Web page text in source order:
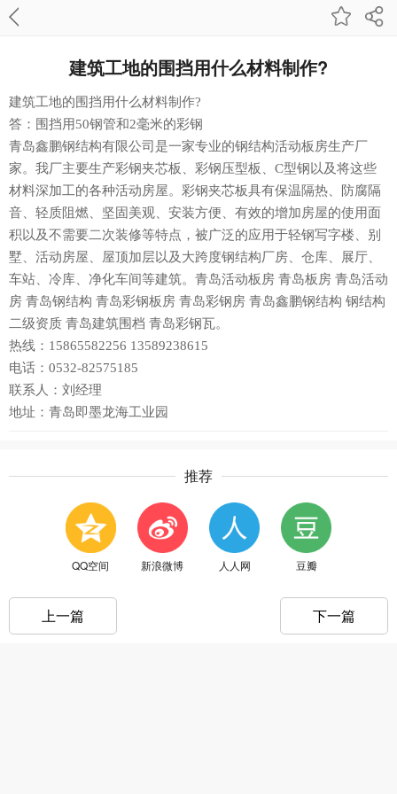
建筑工地的围挡用什么材料制作?
建筑工地的围挡用什么材料制作?
答：围挡用50钢管和2毫米的彩钢
青岛鑫鹏钢结构有限公司是一家专业的钢结构活动板房生产厂
家。我厂主要生产彩钢夹芯板、彩钢压型板、C型钢以及将这些
材料深加工的各种活动房屋。彩钢夹芯板具有保温隔热、防腐隔
音、轻质阻燃、坚固美观、安装方便、有效的增加房屋的使用面
积以及不需要二次装修等特点，被广泛的应用于轻钢写字楼、别
墅、活动房屋、屋顶加层以及大跨度钢结构厂房、仓库、展厅、
车站、冷库、净化车间等建筑。青岛活动板房 青岛板房 青岛活动
房 青岛钢结构 青岛彩钢板房 青岛彩钢房 青岛鑫鹏钢结构 钢结构
二级资质 青岛建筑围档 青岛彩钢瓦。
热线：15865582256 13589238615
电话：0532-82575185
联系人：刘经理
地址：青岛即墨龙海工业园
推荐
QQ空间 新浪微博 人人网 豆瓣
上一篇 下一篇